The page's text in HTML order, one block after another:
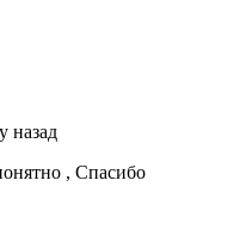
назад
, Спасибо